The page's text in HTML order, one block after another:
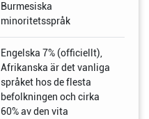
Burmesiska
minoritetsspråk
Engelska 7% (officiellt),
Afrikanska är det vanliga
språket hos de flesta
befolkningen och cirka
60% av den vita